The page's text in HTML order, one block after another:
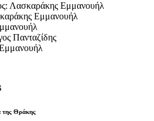
Λασκαράκης Εμμανουήλ
Εμμανουήλ
Πανταζίδης
Θράκης